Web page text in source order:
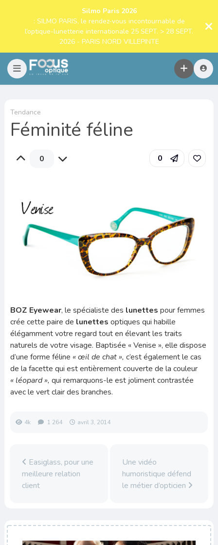
Silmo Paris 2026
: SILMO PARIS, le rendez-vous incontournable de
l’optique-lunetterie internationale 25 SEPT. > 28 SEPT.
2026 - PARIS NORD VILLEPINTE
Tendance
Féminité féline
0 0
BOZ Eyewear, le spécialiste des lunettes pour femmes
crée cette paire de lunettes optiques qui habille
élégamment votre regard tout en élevant les traits
naturels de votre visage. Baptisée « Venise », elle dispose
d’une forme féline « œil de chat », c’est également le cas
de la facette qui est entièrement couverte de la couleur
« léopard », qui remarquons-le est joliment contrastée
avec le vert clair des branches.
4k 1 264 avril 3, 2014
Easiglass, pour une
meilleure relation
client
Une vidéo
humoristique défend
le métier d’opticien